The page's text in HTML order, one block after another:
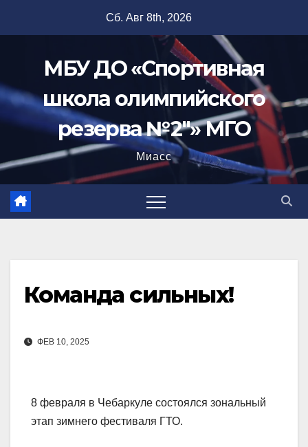
Сб. Авг 8th, 2026
МБУ ДО «Спортивная
школа олимпийского
резерва №2"» МГО
Миасс
Команда сильных!
ФЕВ 10, 2025
8 февраля в Чебаркуле состоялся зональный
этап зимнего фестиваля ГТО.